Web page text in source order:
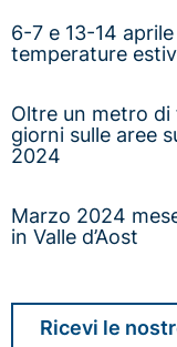
6-7 e 13-14
temperature
Oltre un metro
giorni sulle aree
2024
Marzo 2024
in Valle d’Aost
Ricevi le